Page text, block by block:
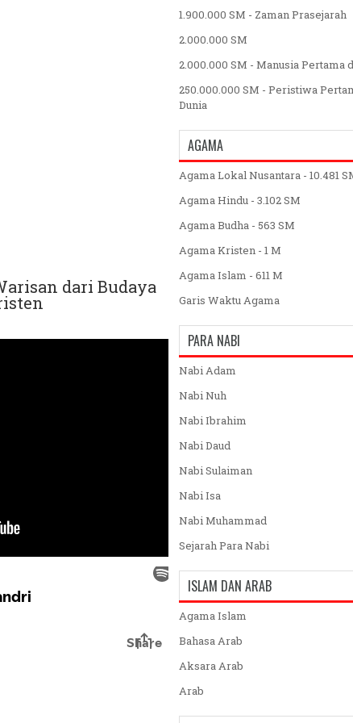
dari Budaya
1.900.000 SM - Zaman Prasejarah
2.000.000 SM
2.000.000 SM - Manusia Pertama
250.000.000 SM - Peristiwa
Dunia
AGAMA
Agama Lokal Nusantara - 10.481
Agama Hindu - 3.102 SM
Agama Budha - 563 SM
Agama Kristen - 1 M
Agama Islam - 611 M
Garis Waktu Agama
PARA NABI
Nabi Adam
Nabi Nuh
Nabi Ibrahim
Nabi Daud
Nabi Sulaiman
Nabi Isa
Nabi Muhammad
Sejarah Para Nabi
ISLAM DAN ARAB
Agama Islam
Bahasa Arab
Aksara Arab
Arab